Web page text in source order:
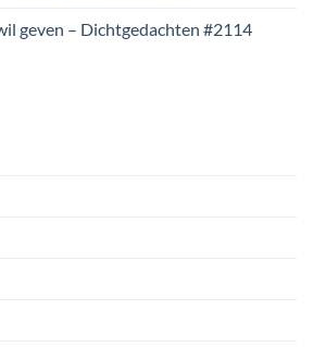
geven – Dichtgedachten #2114